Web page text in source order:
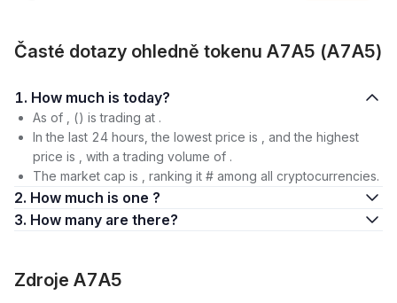
Časté dotazy ohledně tokenu A7A5 (A7A5)
1. How much is today?
As of , () is trading at .
In the last 24 hours, the lowest price is , and the highest
price is , with a trading volume of .
The market cap is , ranking it # among all cryptocurrencies.
2. How much is one ?
3. How many are there?
Zdroje A7A5